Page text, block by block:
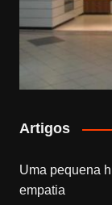
Artigos
Uma pequena
empatia